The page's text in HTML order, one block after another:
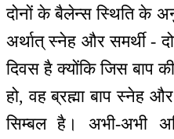
दोनों के बैलेन्स स्थिति के
अर्थात् स्नेह और समर्थी -
दिवस है क्योंकि जिस बाप
हो, वह ब्रह्मा बाप स्नेह
सिम्बल है। अभी-अभी